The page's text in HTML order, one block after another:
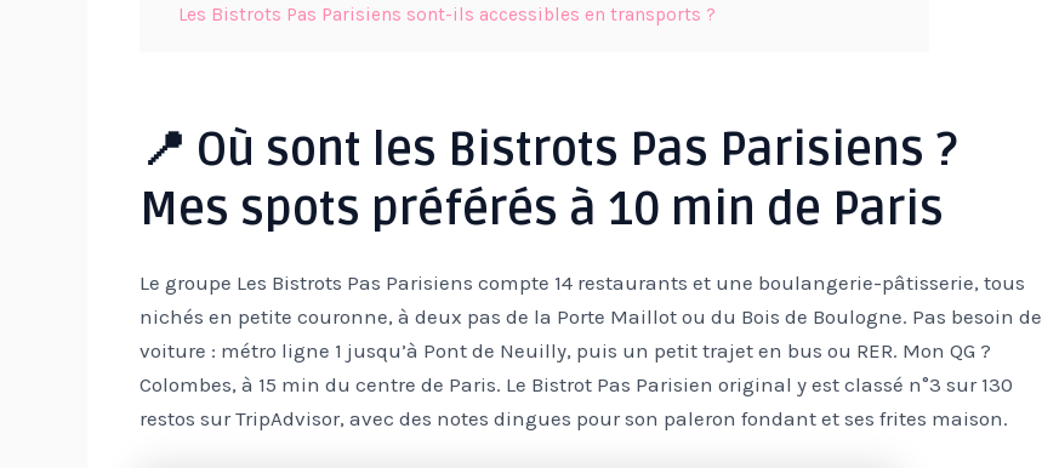
Les Bistrots Pas Parisiens sont-ils accessibles en transports ?
📍 Où sont les Bistrots Pas Parisiens ?
Mes spots préférés à 10 min de Paris
Le groupe Les Bistrots Pas Parisiens compte 14 restaurants et une boulangerie-pâtisserie, tous
nichés en petite couronne, à deux pas de la Porte Maillot ou du Bois de Boulogne. Pas besoin de
voiture : métro ligne 1 jusqu’à Pont de Neuilly, puis un petit trajet en bus ou RER. Mon QG ?
Colombes, à 15 min du centre de Paris. Le Bistrot Pas Parisien original y est classé n°3 sur 130
restos sur TripAdvisor, avec des notes dingues pour son paleron fondant et ses frites maison.